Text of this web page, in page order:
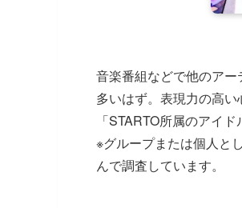
音楽番組などで他のア
多いはず。表現力の高
「STARTO所属のアイ
※グループまたは個人と
んで調査しています。